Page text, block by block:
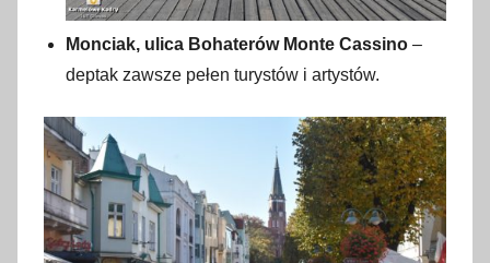
Monciak, ulica Bohaterów Monte Cassino –
deptak zawsze pełen turystów i artystów.